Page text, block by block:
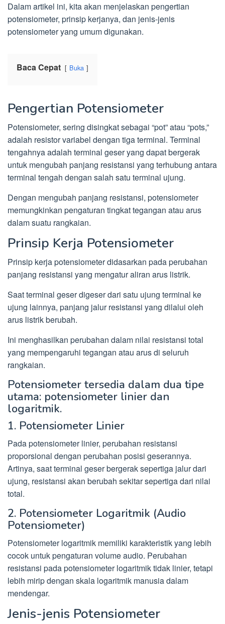
Dalam artikel ini, kita akan menjelaskan pengertian
potensiometer, prinsip kerjanya, dan jenis-jenis
potensiometer yang umum digunakan.
Baca Cepat Buka
Pengertian Potensiometer
Potensiometer, sering disingkat sebagai “pot” atau “pots,”
adalah resistor variabel dengan tiga terminal. Terminal
tengahnya adalah terminal geser yang dapat bergerak
untuk mengubah panjang resistansi yang terhubung antara
terminal tengah dengan salah satu terminal ujung.
Dengan mengubah panjang resistansi, potensiometer
memungkinkan pengaturan tingkat tegangan atau arus
dalam suatu rangkaian.
Prinsip Kerja Potensiometer
Prinsip kerja potensiometer didasarkan pada perubahan
panjang resistansi yang mengatur aliran arus listrik.
Saat terminal geser digeser dari satu ujung terminal ke
ujung lainnya, panjang jalur resistansi yang dilalui oleh
arus listrik berubah.
Ini menghasilkan perubahan dalam nilai resistansi total
yang mempengaruhi tegangan atau arus di seluruh
rangkaian.
Potensiometer tersedia dalam dua tipe
utama: potensiometer linier dan
logaritmik.
1. Potensiometer Linier
Pada potensiometer linier, perubahan resistansi
proporsional dengan perubahan posisi geserannya.
Artinya, saat terminal geser bergerak sepertiga jalur dari
ujung, resistansi akan berubah sekitar sepertiga dari nilai
total.
2. Potensiometer Logaritmik (Audio
Potensiometer)
Potensiometer logaritmik memiliki karakteristik yang lebih
cocok untuk pengaturan volume audio. Perubahan
resistansi pada potensiometer logaritmik tidak linier, tetapi
lebih mirip dengan skala logaritmik manusia dalam
mendengar.
Jenis-jenis Potensiometer